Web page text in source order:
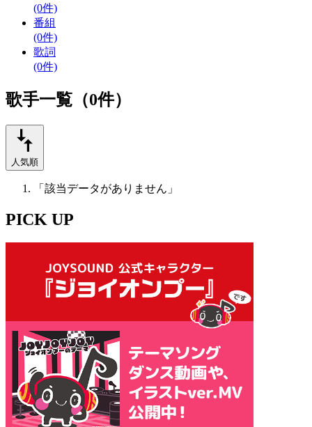
(0件)
番組
(0件)
歌詞
(0件)
歌手一覧（0件）
人気順
「該当データがありません」
PICK UP